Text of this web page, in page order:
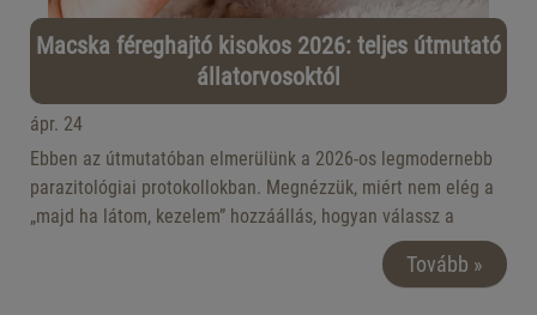
Macska féreghajtó kisokos 2026: teljes útmutató
állatorvosoktól
ápr. 24
Ebben az útmutatóban elmerülünk a 2026-os legmodernebb
parazitológiai protokollokban. Megnézzük, miért nem elég a
„majd ha látom, kezelem” hozzáállás, hogyan válassz a
bőséges kínálatból a Kincsem Állatpatika és aKincsem
szakértőinek segítségével, és
Tovább »